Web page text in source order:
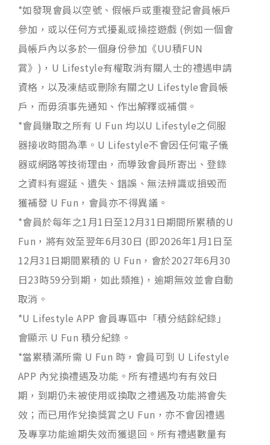
*如發現會員以空號、假帳戶或重複登記會員帳戶
參加，或以任何方式擾亂或操控遊戲 (例如一個會
員帳戶內以多於一個身份參加《UU積FUN
賞》)，U Lifestyle有權取消有關人士的禮遇申請
資格，以及凍結或刪除有關之U Lifestyle會員帳
戶，而毋須事先通知、作出解釋或補償。
*會員賺取之所有 U Fun 均以U Lifestyle之伺服
器接收時間為準。U Lifestyle不會因任何電子儀
器或網路等技術理由，而導致會員所寄出、登錄
之資料有遲延、遺失、錯誤、無法辨識或損毁而
獲補發 U Fun，會員亦不得異議。
*會員於每年之1月1日至12月31日期間所累積的U
Fun，將有效至翌年6月30日 (即2026年1月1日至
12月31日期間累積的 U Fun，會於2027年6月30
日23時59分到期，如此類推)，逾期無效並會自動
取消。
*U Lifestyle APP 會員專區中「積分結餘紀錄」
會顯示 U Fun 積分紀錄。
*當累積滿所需 U Fun 時，會員可到 U Lifestyle
APP 內兌換禮遇及功能。所有禮遇均有有效日
期，到期仍未被使用或換取之禮遇及功能將會失
效；而已用作兌換獎賞之U Fun，亦不會因禮遇
及專享功能逾期失效而獲退回。所有禮遇數量有